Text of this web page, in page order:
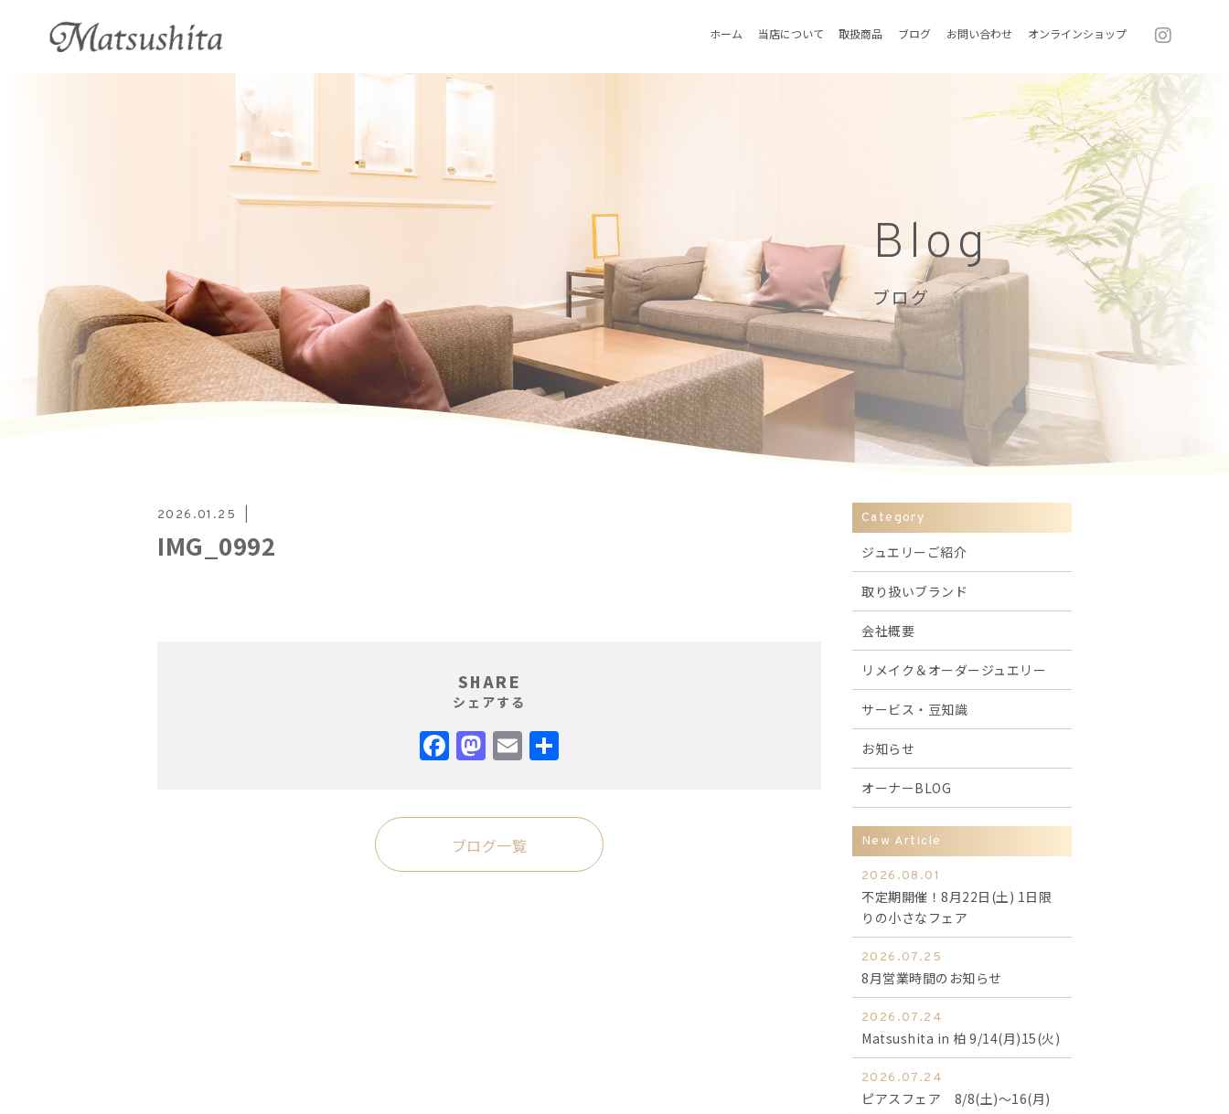
ホーム 当店について 取扱商品 ブログ お問い合わせ オンラインショップ
Blog
ブログ
2026.01.25
IMG_0992
SHARE
シェアする
Facebook
Mastodon
Email
ブログ一覧
Category
ジュエリーご紹介
取り扱いブランド
会社概要
リメイク＆オーダージュエリー
サービス・豆知識
お知らせ
オーナーBLOG
New Article
2026.08.01
不定期開催！8月22日(土) 1日限
りの小さなフェア
2026.07.25
8月営業時間のお知らせ
2026.07.24
Matsushita in 柏 9/14(月)15(火)
2026.07.24
ピアスフェア 8/8(土)～16(月)